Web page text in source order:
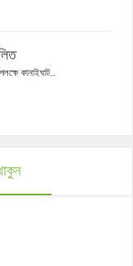
কানাইঘাট...